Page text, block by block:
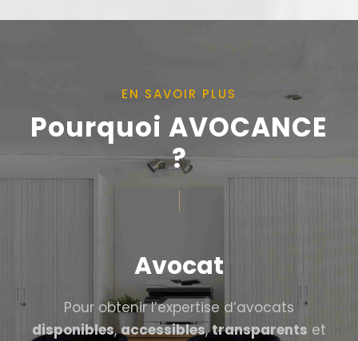
EN SAVOIR PLUS
Pourquoi AVOCANCE
?
Avocat
Pour obtenir l’expertise d’avocats
disponibles,accessibles,transparents et